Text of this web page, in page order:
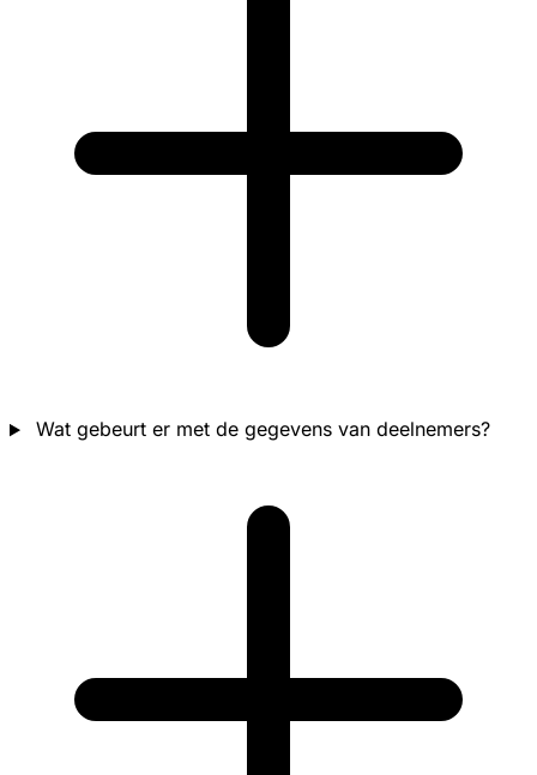
Wat gebeurt er met de gegevens van deelnemers?